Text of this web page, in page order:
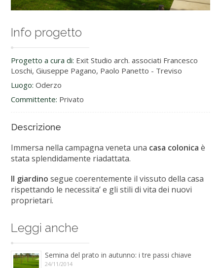
Info progetto
Progetto a cura di: Exit Studio arch. associati Francesco
Loschi, Giuseppe Pagano, Paolo Panetto - Treviso
Luogo: Oderzo
Committente: Privato
Descrizione
Immersa nella campagna veneta una casa colonica è
stata splendidamente riadattata.
Il giardino segue coerentemente il vissuto della casa
rispettando le necessita’ e gli stili di vita dei nuovi
proprietari.
Leggi anche
Semina del prato in autunno: i tre passi chiave
24/11/2014